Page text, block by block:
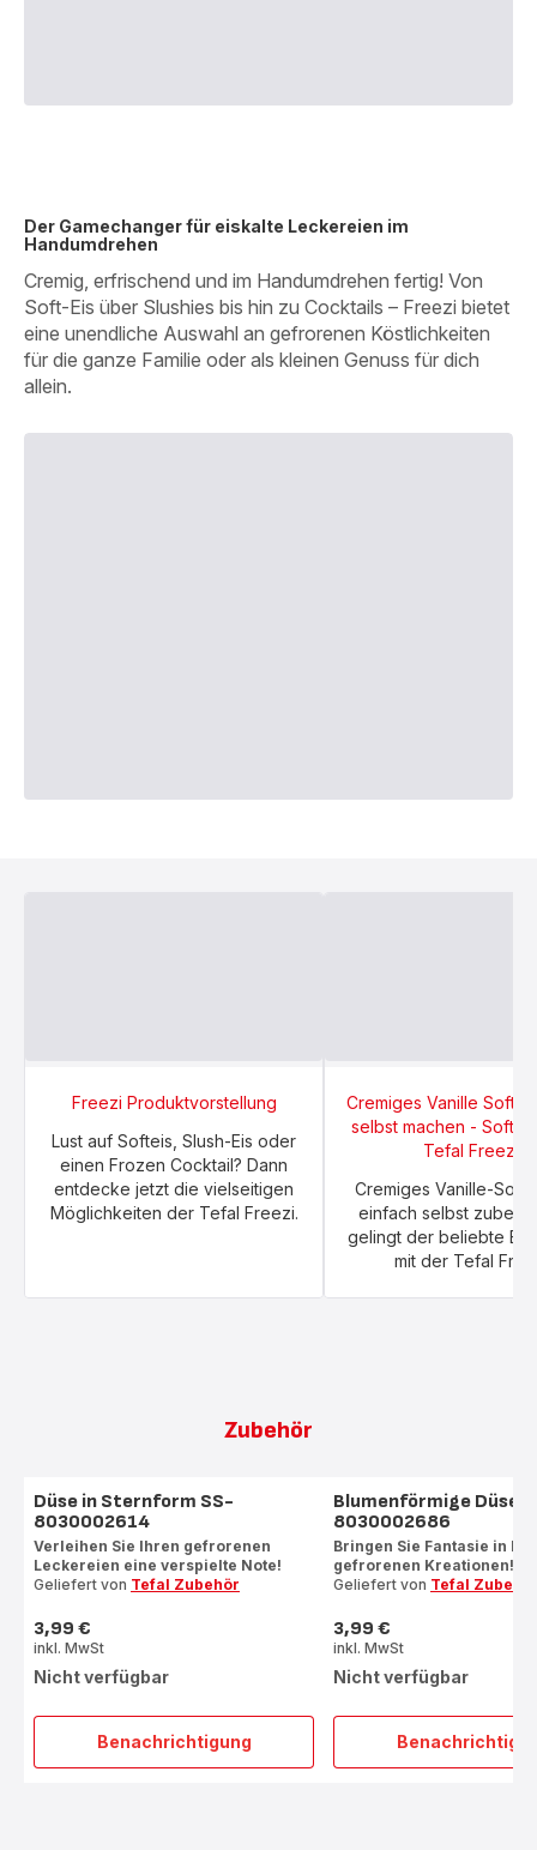
Der Gamechanger für eiskalte Leckereien im
Handumdrehen
Cremig, erfrischend und im Handumdrehen fertig! Von
Soft-Eis über Slushies bis hin zu Cocktails – Freezi bietet
eine unendliche Auswahl an gefrorenen Köstlichkeiten
für die ganze Familie oder als kleinen Genuss für dich
allein.
Freezi Produktvorstellung
Lust auf Softeis, Slush-Eis oder
einen Frozen Cocktail? Dann
entdecke jetzt die vielseitigen
Möglichkeiten der Tefal Freezi.
Cremiges Vanille
selbst machen -
Tefal Freezi
Cremiges Vanille-
einfach selbst
gelingt der beliebte
mit der Tefal
Zubehör
Benachrichtigung
Düse
in
Düse in Sternform SS-
8030002614
Verleihen Sie Ihren gefrorenen
Leckereien eine verspielte Note!
Geliefert von Tefal Zubehör
Preis
3,99 €
inkl. MwSt
Nicht verfügbar
Düse
Blumenförmige Düse
8030002686
Bringen Sie Fantasie in
gefrorenen Kreationen!
Geliefert von Tefal
Preis
3,99 €
inkl. MwSt
Nicht verfügbar